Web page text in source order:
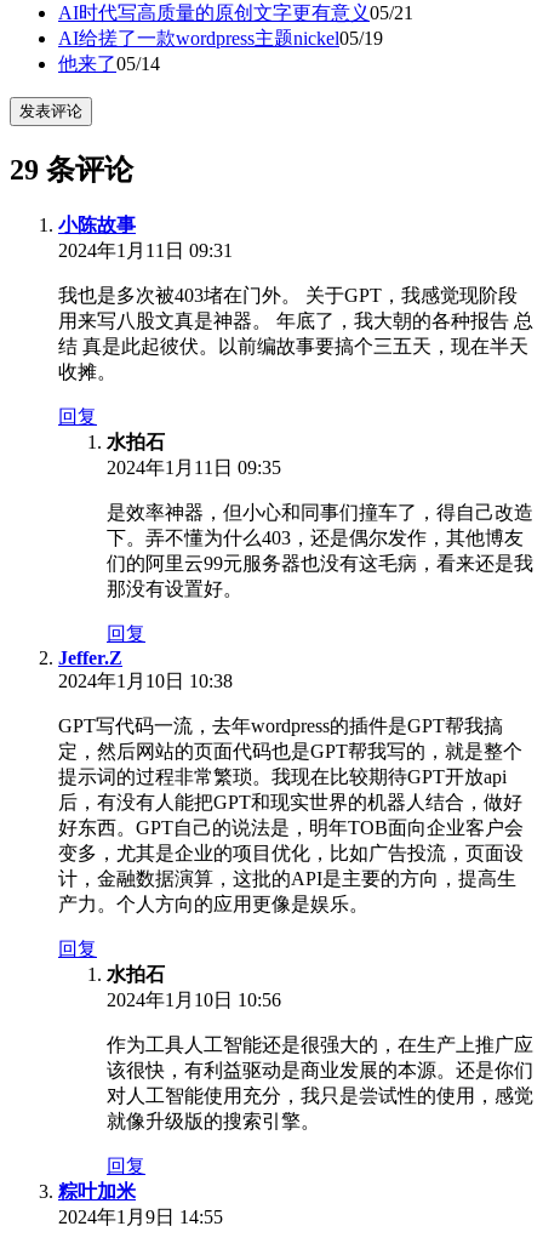
AI时代写高质量的原创文字更有意义05/21
AI给搓了一款wordpress主题nickel05/19
他来了05/14
发表评论
29 条评论
小陈故事
2024年1月11日 09:31
我也是多次被403堵在门外。 关于GPT，我感觉现阶段
用来写八股文真是神器。 年底了，我大朝的各种报告 总
结 真是此起彼伏。以前编故事要搞个三五天，现在半天
收摊。
回复
水拍石
2024年1月11日 09:35
是效率神器，但小心和同事们撞车了，得自己改造
下。弄不懂为什么403，还是偶尔发作，其他博友
们的阿里云99元服务器也没有这毛病，看来还是我
那没有设置好。
回复
Jeffer.Z
2024年1月10日 10:38
GPT写代码一流，去年wordpress的插件是GPT帮我搞
定，然后网站的页面代码也是GPT帮我写的，就是整个
提示词的过程非常繁琐。我现在比较期待GPT开放api
后，有没有人能把GPT和现实世界的机器人结合，做好
好东西。GPT自己的说法是，明年TOB面向企业客户会
变多，尤其是企业的项目优化，比如广告投流，页面设
计，金融数据演算，这批的API是主要的方向，提高生
产力。个人方向的应用更像是娱乐。
回复
水拍石
2024年1月10日 10:56
作为工具人工智能还是很强大的，在生产上推广应
该很快，有利益驱动是商业发展的本源。还是你们
对人工智能使用充分，我只是尝试性的使用，感觉
就像升级版的搜索引擎。
回复
粽叶加米
2024年1月9日 14:55